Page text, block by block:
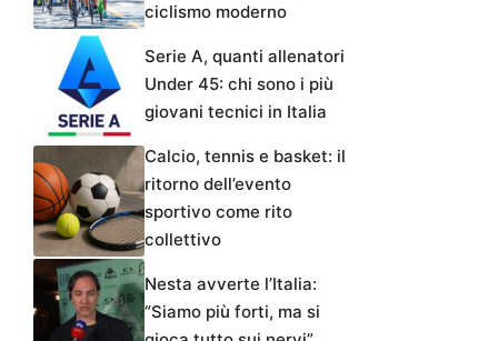
ciclismo moderno
Serie A, quanti allenatori
Under 45: chi sono i più
giovani tecnici in Italia
Calcio, tennis e basket: il
ritorno dell’evento
sportivo come rito
collettivo
Nesta avverte l’Italia:
“Siamo più forti, ma si